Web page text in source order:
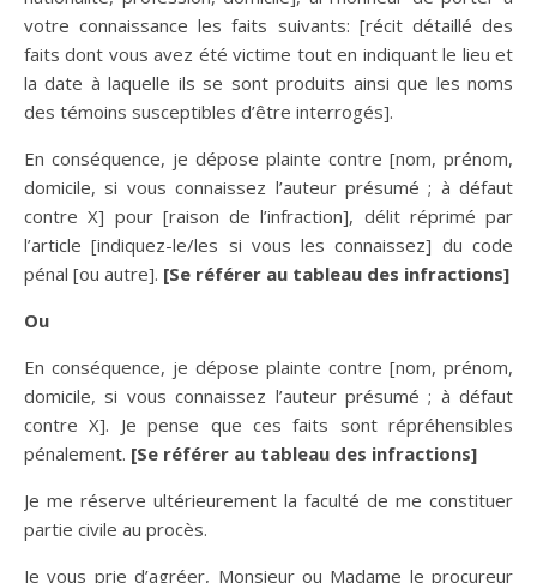
votre connaissance les faits suivants: [récit détaillé des
faits dont vous avez été victime tout en indiquant le lieu et
la date à laquelle ils se sont produits ainsi que les noms
des témoins susceptibles d’être interrogés].
En conséquence, je dépose plainte contre [nom, prénom,
domicile, si vous connaissez l’auteur présumé ; à défaut
contre X] pour [raison de l’infraction], délit réprimé par
l’article [indiquez-le/les si vous les connaissez] du code
pénal [ou autre]. [Se référer au tableau des infractions]
Ou
En conséquence, je dépose plainte contre [nom, prénom,
domicile, si vous connaissez l’auteur présumé ; à défaut
contre X]. Je pense que ces faits sont répréhensibles
pénalement. [Se référer au tableau des infractions]
Je me réserve ultérieurement la faculté de me constituer
partie civile au procès.
Je vous prie d’agréer, Monsieur ou Madame le procureur